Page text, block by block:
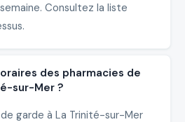
Consultez la liste
des pharmacies de
sur-Mer ?
garde à La Trinité-sur-Mer